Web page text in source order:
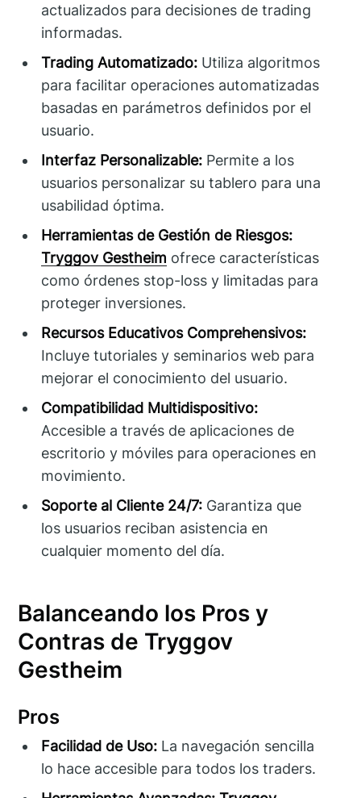
actualizados para decisiones de trading
informadas.
Trading Automatizado: Utiliza algoritmos
para facilitar operaciones automatizadas
basadas en parámetros definidos por el
usuario.
Interfaz Personalizable: Permite a los
usuarios personalizar su tablero para una
usabilidad óptima.
Herramientas de Gestión de Riesgos:
Tryggov Gestheim ofrece características
como órdenes stop-loss y limitadas para
proteger inversiones.
Recursos Educativos Comprehensivos:
Incluye tutoriales y seminarios web para
mejorar el conocimiento del usuario.
Compatibilidad Multidispositivo:
Accesible a través de aplicaciones de
escritorio y móviles para operaciones en
movimiento.
Soporte al Cliente 24/7: Garantiza que
los usuarios reciban asistencia en
cualquier momento del día.
Balanceando los Pros y
Contras de Tryggov
Gestheim
Pros
Facilidad de Uso: La navegación sencilla
lo hace accesible para todos los traders.